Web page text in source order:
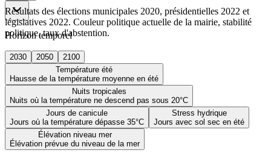
Horizon temporel
2030 2050
2100
Température été
Hausse de la température moyenne en été
Nuits tropicales
Nuits où la température ne descend pas sous 20°C
Jours de canicule
Jours où la température dépasse 35°C
Stress hydrique
Jours avec sol sec en été
Élévation niveau mer
Élévation prévue du niveau de la mer
Résultats des élections municipales 2020, présidentielles 2022 et
législatives 2022. Couleur politique actuelle de la mairie, stabilité
politique, taux d'abstention.